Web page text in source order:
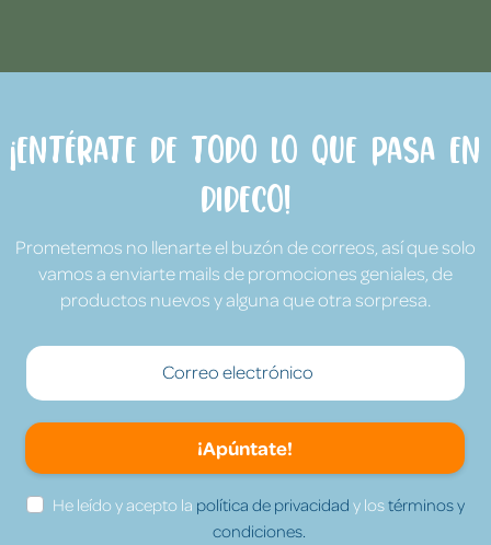
¡Entérate de todo lo que pasa en
Dideco!
Prometemos no llenarte el buzón de correos, así que solo
vamos a enviarte mails de promociones geniales, de
productos nuevos y alguna que otra sorpresa.
¡Apúntate!
He leído y acepto la política de privacidad y lostérminos y
condiciones.